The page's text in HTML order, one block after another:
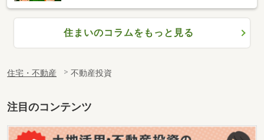
住まいのコラムをもっと見る
住宅・不動産 不動産投資
注目のコンテンツ